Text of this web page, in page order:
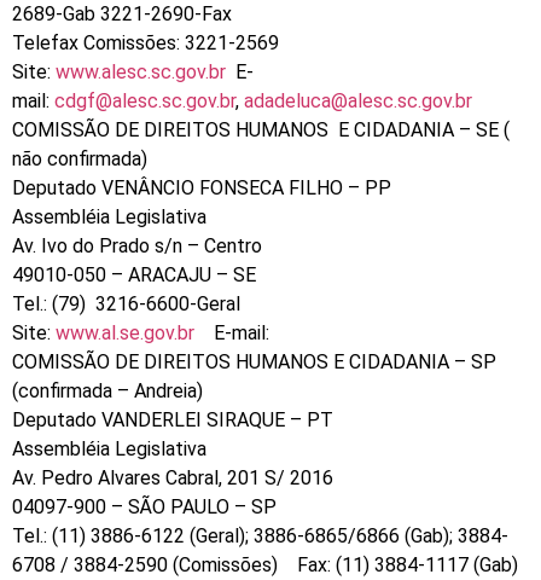
2689-Gab 3221-2690-Fax
Telefax Comissões: 3221-2569
Site: www.alesc.sc.gov.br E-
mail: cdgf@alesc.sc.gov.br, adadeluca@alesc.sc.gov.br
COMISSÃO DE DIREITOS HUMANOS E CIDADANIA – SE (
não confirmada)
Deputado VENÂNCIO FONSECA FILHO – PP
Assembléia Legislativa
Av. Ivo do Prado s/n – Centro
49010-050 – ARACAJU – SE
Tel.: (79) 3216-6600-Geral
Site: www.al.se.gov.br E-mail:
COMISSÃO DE DIREITOS HUMANOS E CIDADANIA – SP
(confirmada – Andreia)
Deputado VANDERLEI SIRAQUE – PT
Assembléia Legislativa
Av. Pedro Alvares Cabral, 201 S/ 2016
04097-900 – SÃO PAULO – SP
Tel.: (11) 3886-6122 (Geral); 3886-6865/6866 (Gab); 3884-
6708 / 3884-2590 (Comissões) Fax: (11) 3884-1117 (Gab)